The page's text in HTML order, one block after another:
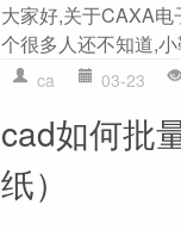
大家好,关于CAXA
个很多人还不知道,
ca 03-23
cad如何批
纸）